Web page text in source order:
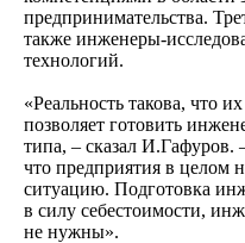
предпринимательства.
также инженеры-
технологий.
«Реальность такова, что
позволяет готовить
типа, – сказал И.Гафуров.
что предприятия в целом
ситуацию. Подготовка
в силу себестоимости,
не нужны».